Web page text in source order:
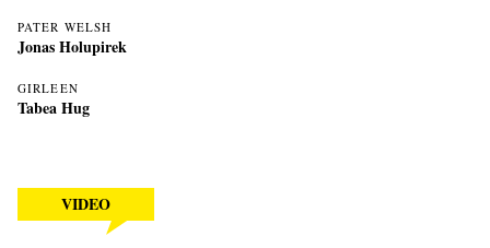
PATER WELSH
Jonas Holupirek
GIRLEEN
Tabea Hug
VIDEO